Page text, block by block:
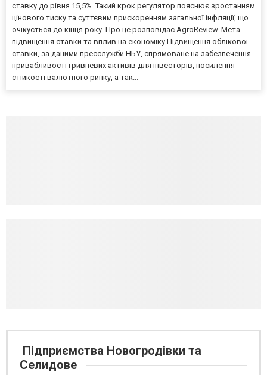
ставку до рівня 15,5%. Такий крок регулятор пояснює зростанням
цінового тиску та суттєвим прискоренням загальної інфляції, що
очікується до кінця року. Про це розповідає AgroReview. Мета
підвищення ставки та вплив на економіку Підвищення облікової
ставки, за даними пресслужби НБУ, спрямоване на забезпечення
привабливості гривневих активів для інвесторів, посилення
стійкості валютного ринку, а так...
Підприємства Новогродівки та
Селидове